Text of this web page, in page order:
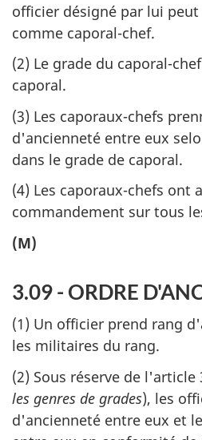
officier désigné par lui
comme caporal-chef.
(2) Le grade du caporal-
caporal.
(3) Les caporaux-chefs
d'ancienneté entre eux
dans le grade de caporal.
(4) Les caporaux-chefs ont
commandement sur tous
(M)
3.09 - ORDRE
(1) Un officier prend rang
les militaires du rang.
(2) Sous réserve de l'article
les genres de grades), les
d'ancienneté entre eux et